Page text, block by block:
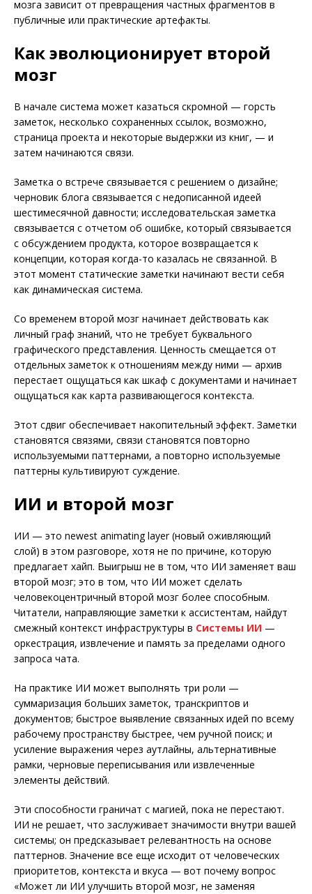
мозга зависит от превращения частных фрагментов в
публичные или практические артефакты.
Как эволюционирует второй
мозг
В начале система может казаться скромной — горсть
заметок, несколько сохраненных ссылок, возможно,
страница проекта и некоторые выдержки из книг, — и
затем начинаются связи.
Заметка о встрече связывается с решением о дизайне;
черновик блога связывается с недописанной идеей
шестимесячной давности; исследовательская заметка
связывается с отчетом об ошибке, который связывается
с обсуждением продукта, которое возвращается к
концепции, которая когда-то казалась не связанной. В
этот момент статические заметки начинают вести себя
как динамическая система.
Со временем второй мозг начинает действовать как
личный граф знаний, что не требует буквального
графического представления. Ценность смещается от
отдельных заметок к отношениям между ними — архив
перестает ощущаться как шкаф с документами и начинает
ощущаться как карта развивающегося контекста.
Этот сдвиг обеспечивает накопительный эффект. Заметки
становятся связями, связи становятся повторно
используемыми паттернами, а повторно используемые
паттерны культивируют суждение.
ИИ и второй мозг
ИИ — это newest animating layer (новый оживляющий
слой) в этом разговоре, хотя не по причине, которую
предлагает хайп. Выигрыш не в том, что ИИ заменяет ваш
второй мозг; это в том, что ИИ может сделать
человекоцентричный второй мозг более способным.
Читатели, направляющие заметки к ассистентам, найдут
смежный контекст инфраструктуры в Системы ИИ —
оркестрация, извлечение и память за пределами одного
запроса чата.
На практике ИИ может выполнять три роли —
суммаризация больших заметок, транскриптов и
документов; быстрое выявление связанных идей по всему
рабочему пространству быстрее, чем ручной поиск; и
усиление выражения через аутлайны, альтернативные
рамки, черновые переписывания или извлеченные
элементы действий.
Эти способности граничат с магией, пока не перестают.
ИИ не решает, что заслуживает значимости внутри вашей
системы; он предсказывает релевантность на основе
паттернов. Значение все еще исходит от человеческих
приоритетов, контекста и вкуса — вот почему вопрос
«Может ли ИИ улучшить второй мозг, не заменяя